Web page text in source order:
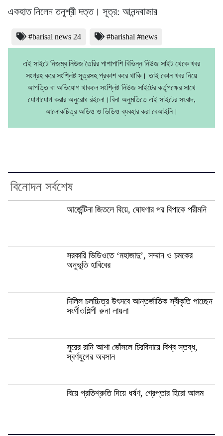
একহাত নিলেন তনুশ্রী দত্ত। সূত্র: আনন্দবাজার
#barisal news 24 #barishal #news
এই সাইটে নিজম্ব নিউজ তৈরির পাশাপাশি বিভিন্ন নিউজ সাইট থেকে খবর
সংগ্রহ করে সংশ্লিষ্ট সূত্রসহ প্রকাশ করে থাকি। তাই কোন খবর নিয়ে
আপত্তি বা অভিযোগ থাকলে সংশ্লিষ্ট নিউজ সাইটের কর্তৃপক্ষের সাথে
যোগাযোগ করার অনুরোধ রইলো।বিনা অনুমতিতে এই সাইটের সংবাদ,
আলোকচিত্র অডিও ও ভিডিও ব্যবহার করা বেআইনি।
বিনোদন সর্বশেষ
আর্জেন্টিনা জিতলে বিয়ে, ঘোষণার পর বিপাকে পরীমনি
সরকারি ভিডিওতে ‘মহাজাদু’, সম্মান ও চমকের
অনুভূতি হাবিবের
দিল্লি চলচ্চিত্র উৎসবে আন্তর্জাতিক স্বীকৃতি পাচ্ছেন
সংগীতশিল্পী রুনা লায়লা
সুরের রানি আশা ভোঁসলে চিরবিদায়ে বিশ্ব স্তব্ধ,
স্বর্ণযুগের অবসান
বিয়ে প্রতিশ্রুতি দিয়ে ধর্ষণ, গ্রেপ্তার হিরো আলম